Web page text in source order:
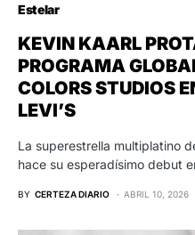
Estelar
KEVIN KAARL
PROGRAMA
COLORS STUDIOS
LEVI’S
La superestrella multiplatino
hace su esperadísimo debut
BY CERTEZA DIARIO ABRIL 10, 2026